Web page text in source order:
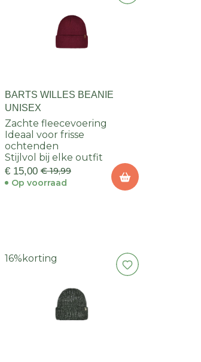
BARTS WILLES BEANIE
UNISEX
Zachte fleecevoering
Ideaal voor frisse
ochtenden
Stijlvol bij elke outfit
€ 15,00 € 19,99
Op voorraad
16% korting